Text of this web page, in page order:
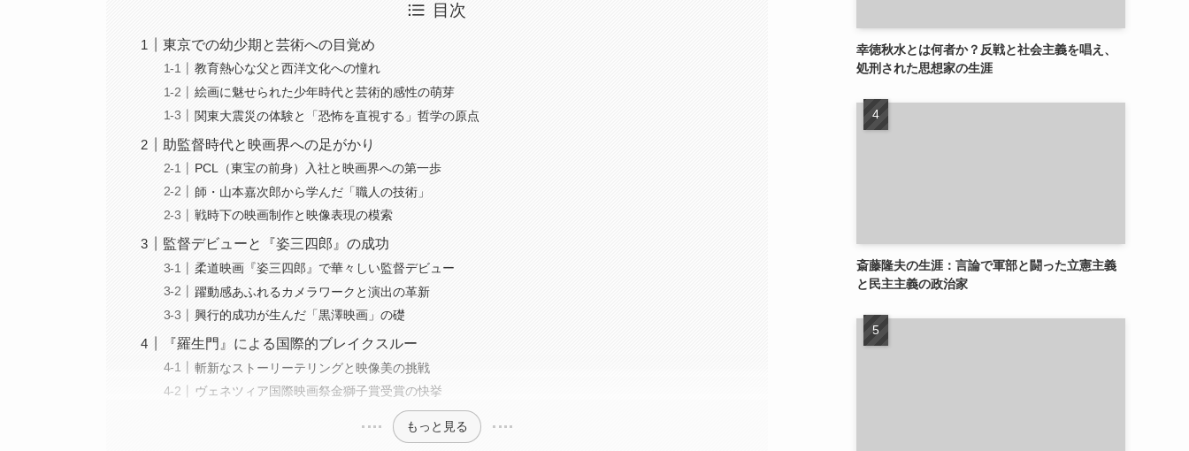
目次
東京での幼少期と芸術への目覚め
教育熱心な父と西洋文化への憧れ
絵画に魅せられた少年時代と芸術的感性の萌芽
関東大震災の体験と「恐怖を直視する」哲学の原点
助監督時代と映画界への足がかり
PCL（東宝の前身）入社と映画界への第一歩
師・山本嘉次郎から学んだ「職人の技術」
戦時下の映画制作と映像表現の模索
監督デビューと『姿三四郎』の成功
柔道映画『姿三四郎』で華々しい監督デビュー
躍動感あふれるカメラワークと演出の革新
興行的成功が生んだ「黒澤映画」の礎
『羅生門』による国際的ブレイクスルー
斬新なストーリーテリングと映像美の挑戦
ヴェネツィア国際映画祭金獅子賞受賞の快挙
もっと見る
幸徳秋水とは何者か？反戦と社会主義を唱え、
処刑された思想家の生涯
斎藤隆夫の生涯：言論で軍部と闘った立憲主義
と民主主義の政治家